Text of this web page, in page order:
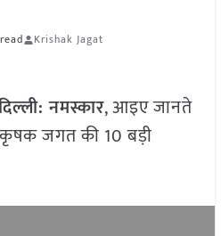
Krishak Jagat
नमस्कार, आइए जानते
जगत की 10 बड़ी